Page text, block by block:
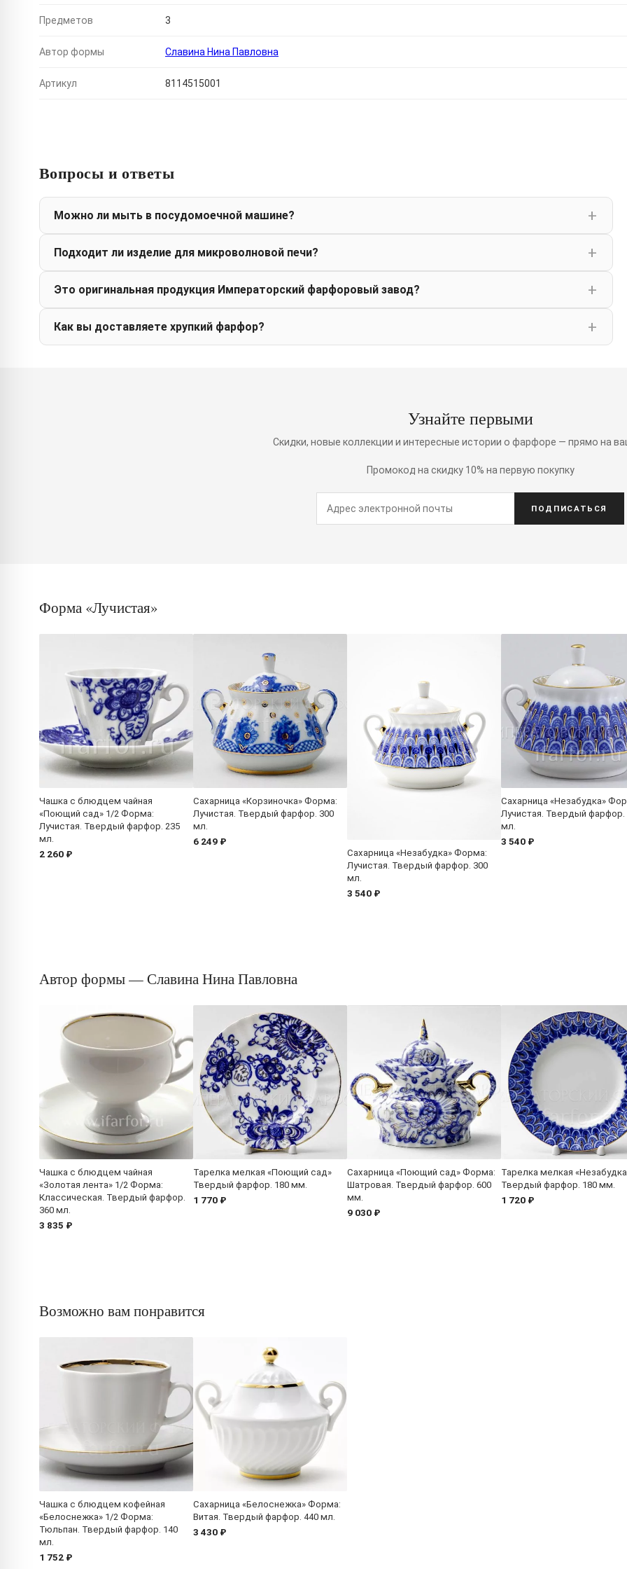
Предметов 3
Автор формы Славина Нина Павловна
Артикул 8114515001
Вопросы и ответы
Можно ли мыть в посудомоечной машине?
Подходит ли изделие для микроволновой печи?
Это оригинальная продукция Императорский фарфоровый завод?
Как вы доставляете хрупкий фарфор?
Узнайте первыми
Скидки, новые коллекции и интересные истории о фарфоре — прямо на
Промокод на скидку 10% на первую покупку
ПОДПИСАТЬСЯ
Форма «Лучистая»
Чашка с блюдцем чайная
«Поющий сад» 1/2 Форма:
Лучистая. Твердый фарфор. 235
мл.
2 260 ₽
Сахарница «Корзиночка» Форма:
Лучистая. Твердый фарфор. 300
мл.
6 249 ₽
Сахарница «Незабудка» Форма:
Лучистая. Твердый фарфор. 300
мл.
3 540 ₽
Сахарница «Незабудка»
Лучистая. Твердый фарфор.
мл.
3 540 ₽
Автор формы — Славина Нина Павловна
Чашка с блюдцем чайная
«Золотая лента» 1/2 Форма:
Классическая. Твердый фарфор.
360 мл.
3 835 ₽
Тарелка мелкая «Поющий сад»
Твердый фарфор. 180 мм.
1 770 ₽
Сахарница «Поющий сад» Форма:
Шатровая. Твердый фарфор. 600
мм.
9 030 ₽
Тарелка мелкая
Твердый фарфор. 180 мм.
1 720 ₽
Возможно вам понравится
Чашка с блюдцем кофейная
«Белоснежка» 1/2 Форма:
Тюльпан. Твердый фарфор. 140
мл.
1 752 ₽
Сахарница «Белоснежка» Форма:
Витая. Твердый фарфор. 440 мл.
3 430 ₽